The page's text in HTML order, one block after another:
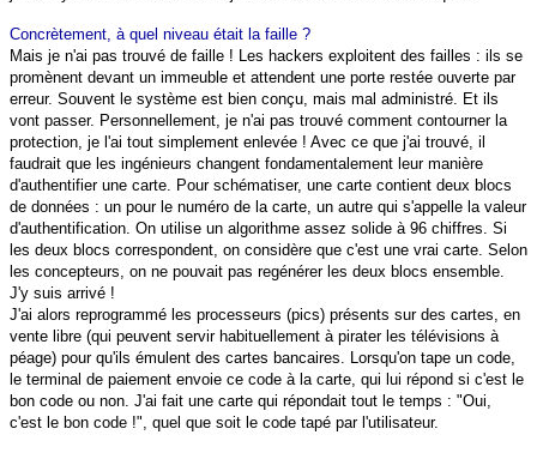
Concrètement, à quel niveau était la faille ?
Mais je n'ai pas trouvé de faille ! Les hackers exploitent des failles : ils se
promènent devant un immeuble et attendent une porte restée ouverte par
erreur. Souvent le système est bien conçu, mais mal administré. Et ils
vont passer. Personnellement, je n'ai pas trouvé comment contourner la
protection, je l'ai tout simplement enlevée ! Avec ce que j'ai trouvé, il
faudrait que les ingénieurs changent fondamentalement leur manière
d'authentifier une carte. Pour schématiser, une carte contient deux blocs
de données : un pour le numéro de la carte, un autre qui s'appelle la valeur
d'authentification. On utilise un algorithme assez solide à 96 chiffres. Si
les deux blocs correspondent, on considère que c'est une vrai carte. Selon
les concepteurs, on ne pouvait pas regénérer les deux blocs ensemble.
J'y suis arrivé !
J'ai alors reprogrammé les processeurs (pics) présents sur des cartes, en
vente libre (qui peuvent servir habituellement à pirater les télévisions à
péage) pour qu'ils émulent des cartes bancaires. Lorsqu'on tape un code,
le terminal de paiement envoie ce code à la carte, qui lui répond si c'est le
bon code ou non. J'ai fait une carte qui répondait tout le temps : "Oui,
c'est le bon code !", quel que soit le code tapé par l'utilisateur.